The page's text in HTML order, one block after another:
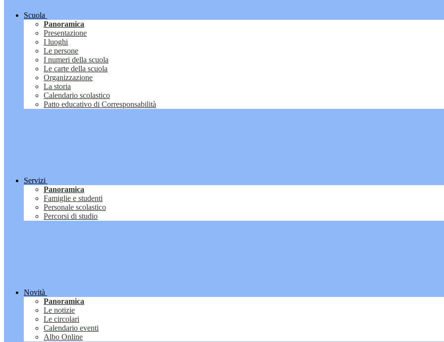
Scuola
Panoramica
Presentazione
I luoghi
Le persone
I numeri della scuola
Le carte della scuola
Organizzazione
La storia
Calendario scolastico
Patto educativo di Corresponsabilità
Servizi
Panoramica
Famiglie e studenti
Personale scolastico
Percorsi di studio
Novità
Panoramica
Le notizie
Le circolari
Calendario eventi
Albo Online